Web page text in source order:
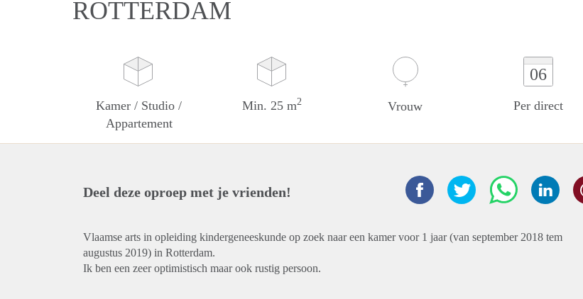
ROTTERDAM
Kamer / Studio /
Appartement
Min. 25 m2 Vrouw
06
Per direct
Deel deze oproep met je vrienden!
Vlaamse arts in opleiding kindergeneeskunde op zoek naar een kamer voor 1 jaar (van september 2018 tem
augustus 2019) in Rotterdam.
Ik ben een zeer optimistisch maar ook rustig persoon.